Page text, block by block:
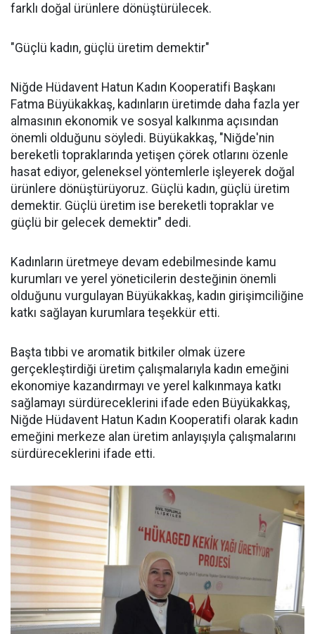
farklı doğal ürünlere dönüştürülecek.
"Güçlü kadın, güçlü üretim demektir"
Niğde Hüdavent Hatun Kadın Kooperatifi Başkanı
Fatma Büyükakkaş, kadınların üretimde daha fazla yer
almasının ekonomik ve sosyal kalkınma açısından
önemli olduğunu söyledi. Büyükakkaş, "Niğde'nin
bereketli topraklarında yetişen çörek otlarını özenle
hasat ediyor, geleneksel yöntemlerle işleyerek doğal
ürünlere dönüştürüyoruz. Güçlü kadın, güçlü üretim
demektir. Güçlü üretim ise bereketli topraklar ve
güçlü bir gelecek demektir" dedi.
Kadınların üretmeye devam edebilmesinde kamu
kurumları ve yerel yöneticilerin desteğinin önemli
olduğunu vurgulayan Büyükakkaş, kadın girişimciliğine
katkı sağlayan kurumlara teşekkür etti.
Başta tıbbi ve aromatik bitkiler olmak üzere
gerçekleştirdiği üretim çalışmalarıyla kadın emeğini
ekonomiye kazandırmayı ve yerel kalkınmaya katkı
sağlamayı sürdüreceklerini ifade eden Büyükakkaş,
Niğde Hüdavent Hatun Kadın Kooperatifi olarak kadın
emeğini merkeze alan üretim anlayışıyla çalışmalarını
sürdüreceklerini ifade etti.